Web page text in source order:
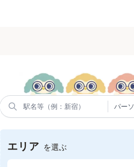
エリア を選ぶ